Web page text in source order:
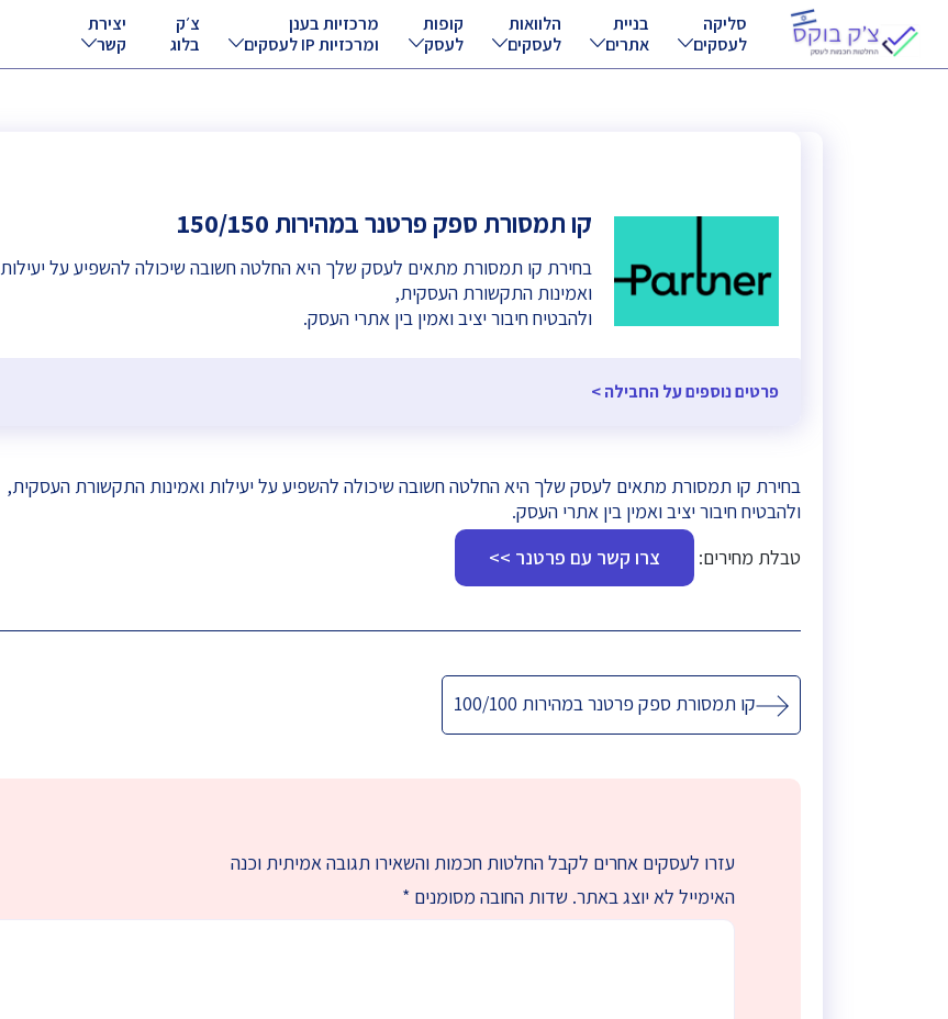
סליקה
לעסקים
בניית
אתרים
הלוואות
לעסקים
קופות
לעסק
מרכזיות בענן
ומרכזיות IP לעסקים
צ׳ק
בלוג
יצירת
קשר
קו תמסורת ספק פרטנר במהירות 150/150
בחירת קו תמסורת מתאים לעסק שלך היא החלטה חשובה שיכולה להשפיע על יעילות
ואמינות התקשורת העסקית,
ולהבטיח חיבור יציב ואמין בין אתרי העסק.
פרטים נוספים על החבילה >
בחירת קו תמסורת מתאים לעסק שלך היא החלטה חשובה שיכולה להשפיע על יעילות ואמינות התקשורת העסקית,
ולהבטיח חיבור יציב ואמין בין אתרי העסק.
טבלת מחירים:
צרו קשר עם פרטנר >>
ניווטקו תמסורת ספק פרטנר במהירות 100/100
עזרו לעסקים אחרים לקבל החלטות חכמות והשאירו תגובה אמיתית וכנה
האימייל לא יוצג באתר. שדות החובה מסומנים *